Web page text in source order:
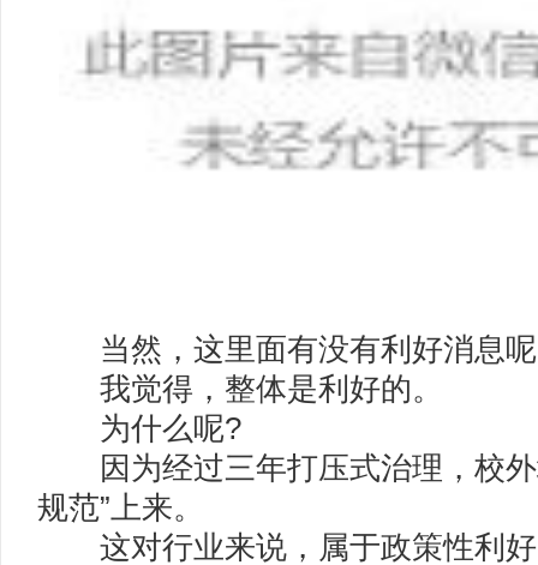
当然，这里面有没有利好消息
我觉得，整体是利好的。
为什么呢?
因为经过三年打压式治理，校外
规范”上来。
这对行业来说，属于政策性利